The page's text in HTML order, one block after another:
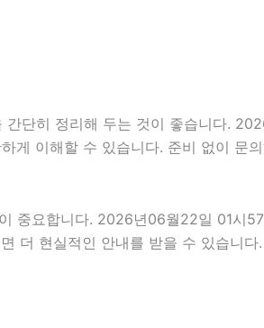
단히 정리해 두는 것이 좋습니다.
게 이해할 수 있습니다. 준비 없이 문
중요합니다. 2026년06월22일 01시
더 현실적인 안내를 받을 수 있습니다.